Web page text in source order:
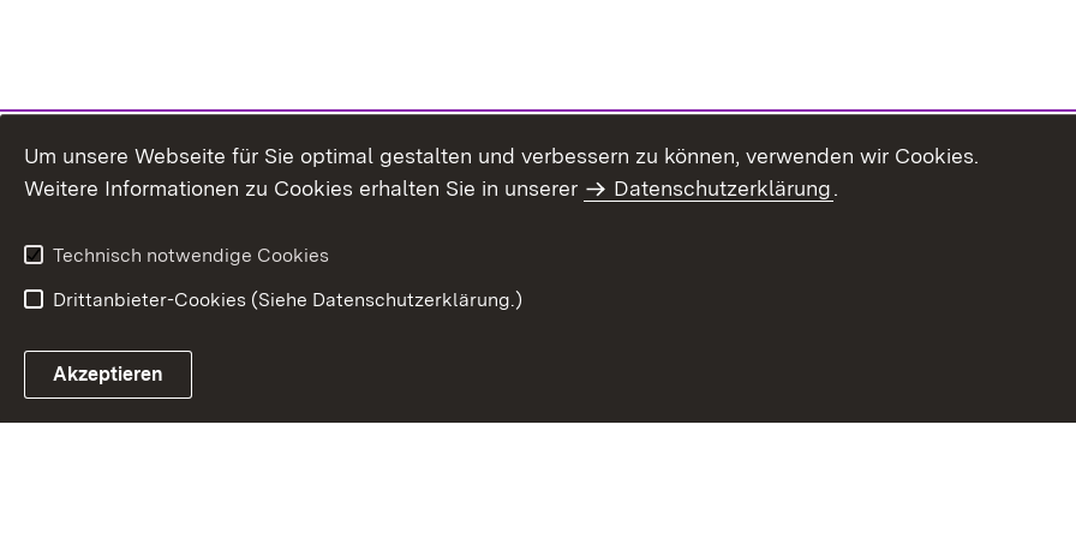
Um unsere Webseite für Sie optimal gestalten und verbessern zu können, verwenden wir Cookies.
Weitere Informationen zu Cookies erhalten Sie in unserer
Datenschutzerklärung.
Technisch notwendige Cookies
Drittanbieter-Cookies (Siehe Datenschutzerklärung.)
Akzeptieren